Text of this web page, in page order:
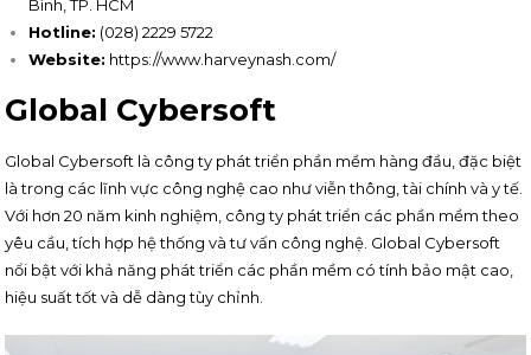
Bình, TP. HCM
Hotline: (028) 2229 5722
Website: https://www.harveynash.com/
Global Cybersoft
Global Cybersoft là công ty phát triển phần mềm hàng đầu, đặc biệt
là trong các lĩnh vực công nghệ cao như viễn thông, tài chính và y tế.
Với hơn 20 năm kinh nghiệm, công ty phát triển các phần mềm theo
yêu cầu, tích hợp hệ thống và tư vấn công nghệ. Global Cybersoft
nổi bật với khả năng phát triển các phần mềm có tính bảo mật cao,
hiệu suất tốt và dễ dàng tùy chỉnh.